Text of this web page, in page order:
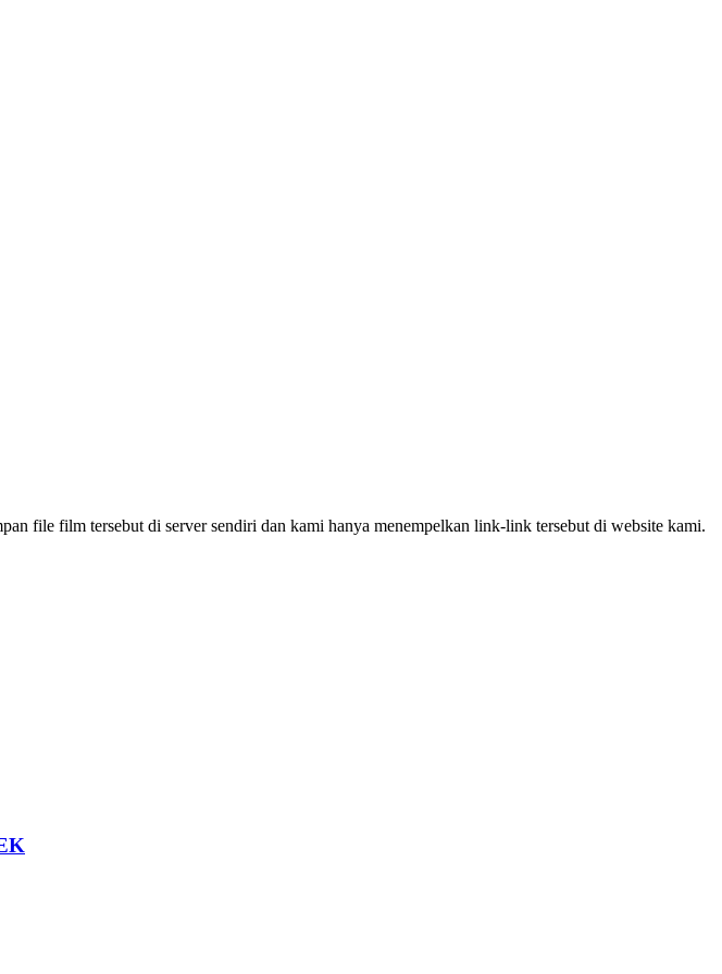
file film tersebut di server sendiri dan kami hanya menempelkan link-link tersebut di website kami.